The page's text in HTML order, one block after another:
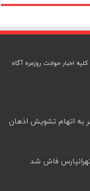
اخبار حوادث روزمره آگاه
بهشهر به اتهام تشویش اذهان